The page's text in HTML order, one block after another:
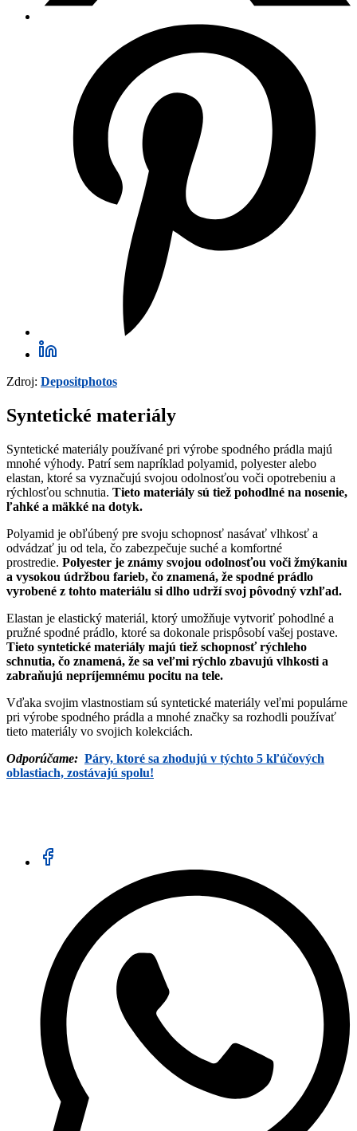
Zdroj: Depositphotos
Syntetické materiály
Syntetické materiály používané pri výrobe spodného prádla majú
mnohé výhody. Patrí sem napríklad polyamid, polyester alebo
elastan, ktoré sa vyznačujú svojou odolnosťou voči opotrebeniu a
rýchlosťou schnutia. Tieto materiály sú tiež pohodlné na nosenie,
ľahké a mäkké na dotyk.
Polyamid je obľúbený pre svoju schopnosť nasávať vlhkosť a
odvádzať ju od tela, čo zabezpečuje suché a komfortné
prostredie. Polyester je známy svojou odolnosťou voči žmýkaniu
a vysokou údržbou farieb, čo znamená, že spodné prádlo
vyrobené z tohto materiálu si dlho udrží svoj pôvodný vzhľad.
Elastan je elastický materiál, ktorý umožňuje vytvoriť pohodlné a
pružné spodné prádlo, ktoré sa dokonale prispôsobí vašej postave.
Tieto syntetické materiály majú tiež schopnosť rýchleho
schnutia, čo znamená, že sa veľmi rýchlo zbavujú vlhkosti a
zabraňujú nepríjemnému pocitu na tele.
Vďaka svojim vlastnostiam sú syntetické materiály veľmi populárne
pri výrobe spodného prádla a mnohé značky sa rozhodli používať
tieto materiály vo svojich kolekciách.
Odporúčame: Páry, ktoré sa zhodujú v týchto 5 kľúčových
oblastiach, zostávajú spolu!